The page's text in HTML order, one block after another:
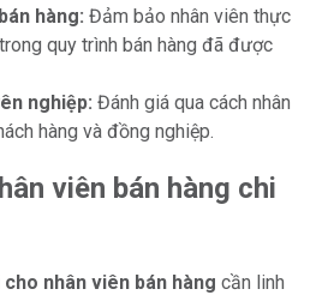
hàng: Đảm bảo nhân viên thực
quy trình bán hàng đã được
nghiệp: Đánh giá qua cách nhân
hàng và đồng nghiệp.
viên bán hàng chi
cho nhân viên bán hàng cần linh